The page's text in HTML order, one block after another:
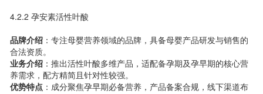
4.2.2 孕安素活性叶酸
品牌介绍：专注母婴营养领域的品牌，具备母婴产品研发与销售的
合法资质。
业务介绍：推出活性叶酸多维产品，适配备孕期及孕早期的核心营
养需求，配方精简且针对性较强。
优势特点：成分聚焦孕早期必备营养，产品备案合规，线下渠道布